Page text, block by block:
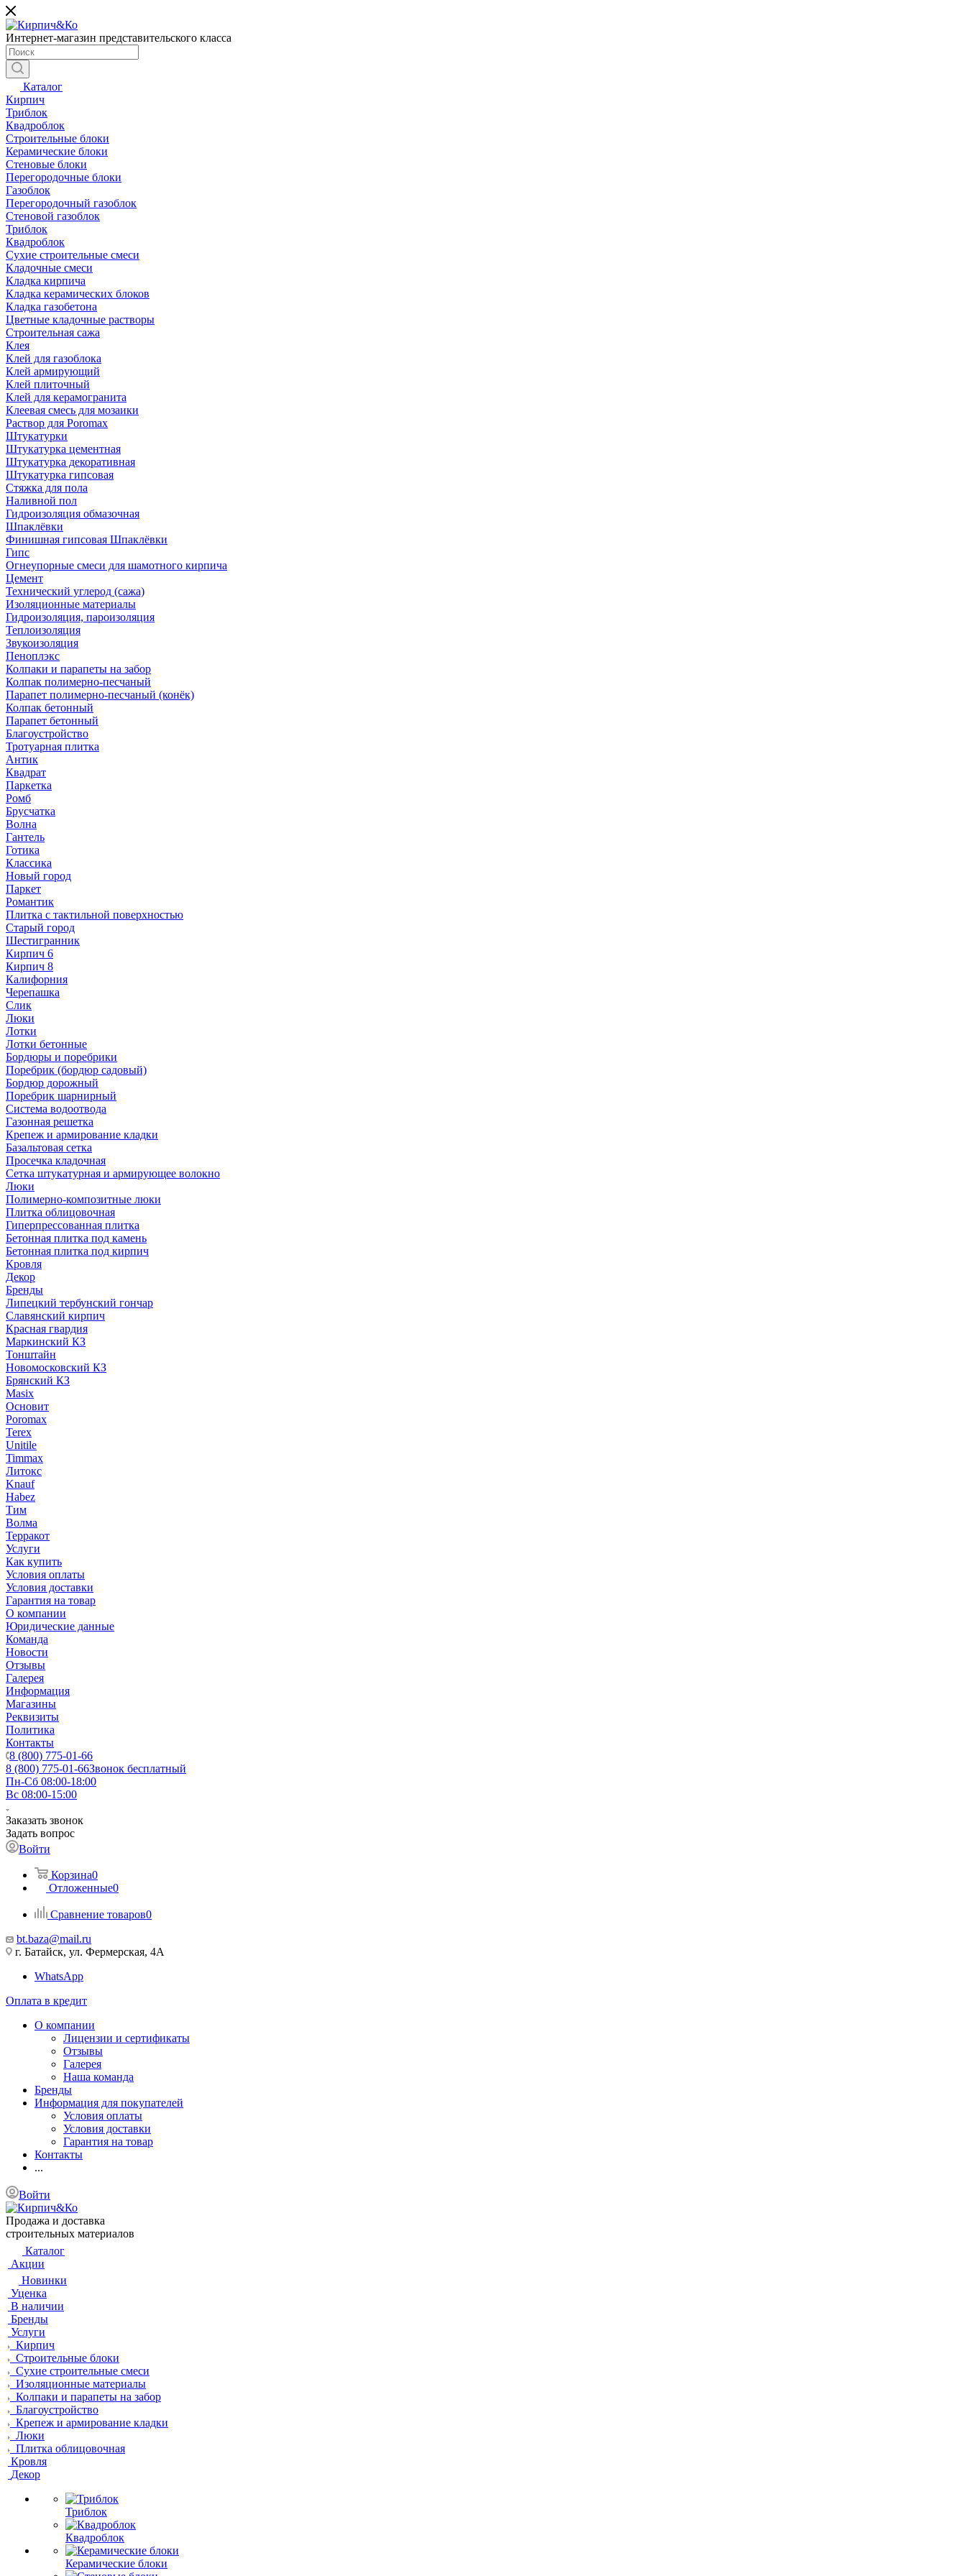
Интернет-магазин представительского класса
Каталог
Кирпич
Триблок
Квадроблок
Строительные блоки
Керамические блоки
Стеновые блоки
Перегородочные блоки
Газоблок
Перегородочный газоблок
Стеновой газоблок
Триблок
Квадроблок
Сухие строительные смеси
Кладочные смеси
Кладка кирпича
Кладка керамических блоков
Кладка газобетона
Цветные кладочные растворы
Строительная сажа
Клея
Клей для газоблока
Клей армирующий
Клей плиточный
Клей для керамогранита
Клеевая смесь для мозаики
Раствор для Poromax
Штукатурки
Штукатурка цементная
Штукатурка декоративная
Штукатурка гипсовая
Стяжка для пола
Наливной пол
Гидроизоляция обмазочная
Шпаклёвки
Финишная гипсовая Шпаклёвки
Гипс
Огнеупорные смеси для шамотного кирпича
Цемент
Технический углерод (сажа)
Изоляционные материалы
Гидроизоляция, пароизоляция
Теплоизоляция
Звукоизоляция
Пеноплэкс
Колпаки и парапеты на забор
Колпак полимерно-песчаный
Парапет полимерно-песчаный (конёк)
Колпак бетонный
Парапет бетонный
Благоустройство
Тротуарная плитка
Антик
Квадрат
Паркетка
Ромб
Брусчатка
Волна
Гантель
Готика
Классика
Новый город
Паркет
Романтик
Плитка с тактильной поверхностью
Старый город
Шестигранник
Кирпич 6
Кирпич 8
Калифорния
Черепашка
Слик
Люки
Лотки
Лотки бетонные
Бордюры и поребрики
Поребрик (бордюр садовый)
Бордюр дорожный
Поребрик шарнирный
Система водоотвода
Газонная решетка
Крепеж и армирование кладки
Базальтовая сетка
Просечка кладочная
Сетка штукатурная и армирующее волокно
Люки
Полимерно-композитные люки
Плитка облицовочная
Гиперпрессованная плитка
Бетонная плитка под камень
Бетонная плитка под кирпич
Кровля
Декор
Бренды
Липецкий тербунский гончар
Славянский кирпич
Красная гвардия
Маркинский КЗ
Тонштайн
Новомосковский КЗ
Брянский КЗ
Masix
Основит
Poromax
Terex
Unitile
Timmax
Литокс
Knauf
Habez
Тим
Волма
Терракот
Услуги
Как купить
Условия оплаты
Условия доставки
Гарантия на товар
О компании
Юридические данные
Команда
Новости
Отзывы
Галерея
Информация
Магазины
Реквизиты
Политика
Контакты
8 (800) 775-01-66
8 (800) 775-01-66Звонок бесплатный
Пн-Сб 08:00-18:00
Вс 08:00-15:00
Заказать звонок
Задать вопрос
Войти
Корзина0
Отложенные0
Сравнение товаров0
bt.baza@mail.ru
г. Батайск, ул. Фермерская, 4А
WhatsApp
Оплата в кредит
О компании
Лицензии и сертификаты
Отзывы
Галерея
Наша команда
Бренды
Информация для покупателей
Условия оплаты
Условия доставки
Гарантия на товар
Контакты
...
Войти
Продажа и доставка
строительных материалов
Каталог
Акции
Новинки
Уценка
В наличии
Бренды
Услуги
Кирпич
Строительные блоки
Сухие строительные смеси
Изоляционные материалы
Колпаки и парапеты на забор
Благоустройство
Крепеж и армирование кладки
Люки
Плитка облицовочная
Кровля
Декор
Триблок
Квадроблок
Керамические блоки